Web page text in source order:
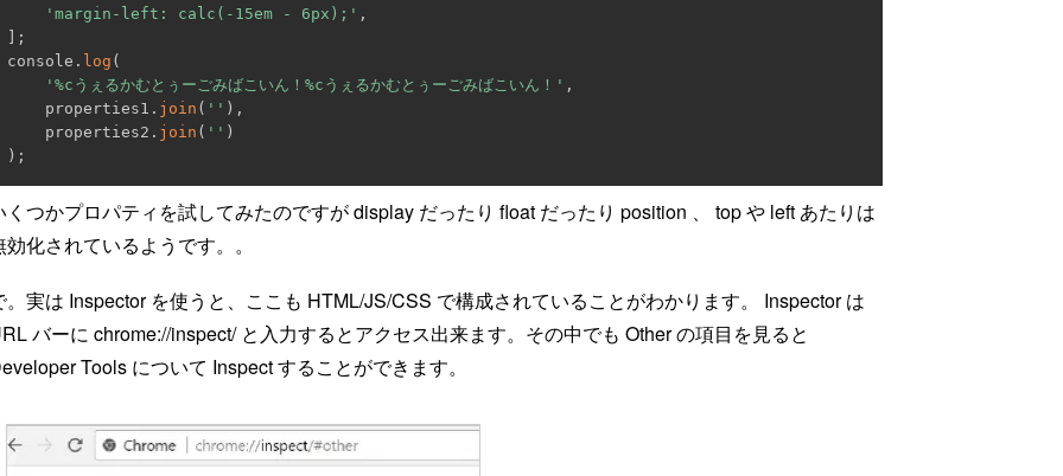
'margin-left: calc(-15em - 6px);' ,
] ;
console . log (
'%cうぇるかむとぅーごみばこいん！%cうぇるかむとぅーごみばこいん！' ,
    properties1
. join ( '' ) ,
    properties2
. join ( '' )
) ;
くつかプロパティを試してみたのですが display だったり float だったり position 、 top や left あたりは
効化されているようです。。
。実は Inspector を使うと、ここも HTML/JS/CSS で構成されていることがわかります。 Inspector は
バーに chrome://inspect/ と入力するとアクセス出来ます。その中でも Other の項目を見ると
Tools について Inspect することができます。